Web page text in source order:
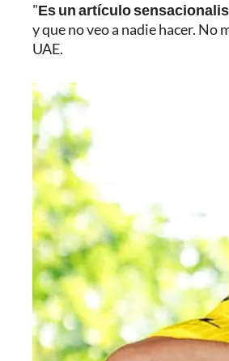
"Es un artículo
y que no veo a nadie hacer.
UAE.